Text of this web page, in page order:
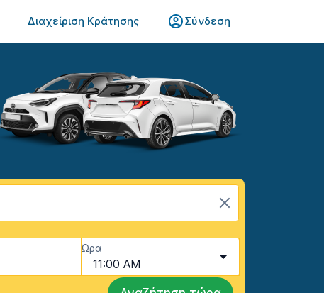
Διαχείριση Κράτησης Σύνδεση
Ώρα
11:00 AM